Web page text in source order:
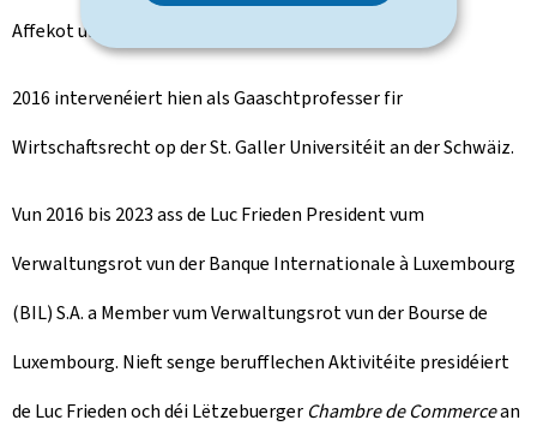
Affekot um Barreau zu Lëtzebuerg agedroen.
2016 intervenéiert hien als Gaaschtprofesser fir
Wirtschaftsrecht op der St. Galler Universitéit an der Schwäiz.
Vun 2016 bis 2023 ass de Luc Frieden President vum
Verwaltungsrot vun der Banque Internationale à Luxembourg
(BIL) S.A. a Member vum Verwaltungsrot vun der Bourse de
Luxembourg. Nieft senge berufflechen Aktivitéite presidéiert
de Luc Frieden och déi Lëtzebuerger Chambre de Commercean